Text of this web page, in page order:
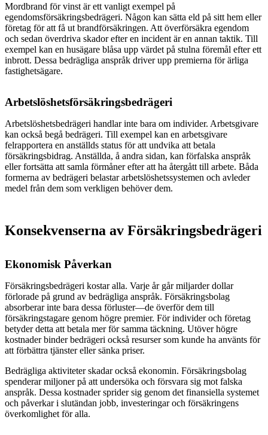
Mordbrand för vinst är ett vanligt exempel på
egendomsförsäkringsbedrägeri. Någon kan sätta eld på sitt hem eller
företag för att få ut brandförsäkringen. Att överförsäkra egendom
och sedan överdriva skador efter en incident är en annan taktik. Till
exempel kan en husägare blåsa upp värdet på stulna föremål efter ett
inbrott. Dessa bedrägliga anspråk driver upp premierna för ärliga
fastighetsägare.
Arbetslöshetsförsäkringsbedrägeri
Arbetslöshetsbedrägeri handlar inte bara om individer. Arbetsgivare
kan också begå bedrägeri. Till exempel kan en arbetsgivare
felrapportera en anställds status för att undvika att betala
försäkringsbidrag. Anställda, å andra sidan, kan förfalska anspråk
eller fortsätta att samla förmåner efter att ha återgått till arbete. Båda
formerna av bedrägeri belastar arbetslöshetssystemen och avleder
medel från dem som verkligen behöver dem.
Konsekvenserna av Försäkringsbedrägeri
Ekonomisk Påverkan
Försäkringsbedrägeri kostar alla. Varje år går miljarder dollar
förlorade på grund av bedrägliga anspråk. Försäkringsbolag
absorberar inte bara dessa förluster—de överför dem till
försäkringstagare genom högre premier. För individer och företag
betyder detta att betala mer för samma täckning. Utöver högre
kostnader binder bedrägeri också resurser som kunde ha använts för
att förbättra tjänster eller sänka priser.
Bedrägliga aktiviteter skadar också ekonomin. Försäkringsbolag
spenderar miljoner på att undersöka och försvara sig mot falska
anspråk. Dessa kostnader sprider sig genom det finansiella systemet
och påverkar i slutändan jobb, investeringar och försäkringens
överkomlighet för alla.